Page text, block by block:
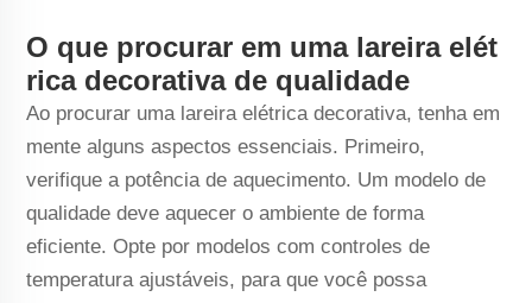
O que procurar em uma lareira elét
rica decorativa de qualidade
Ao procurar uma lareira elétrica decorativa, tenha em
mente alguns aspectos essenciais. Primeiro,
verifique a potência de aquecimento. Um modelo de
qualidade deve aquecer o ambiente de forma
eficiente. Opte por modelos com controles de
temperatura ajustáveis, para que você possa